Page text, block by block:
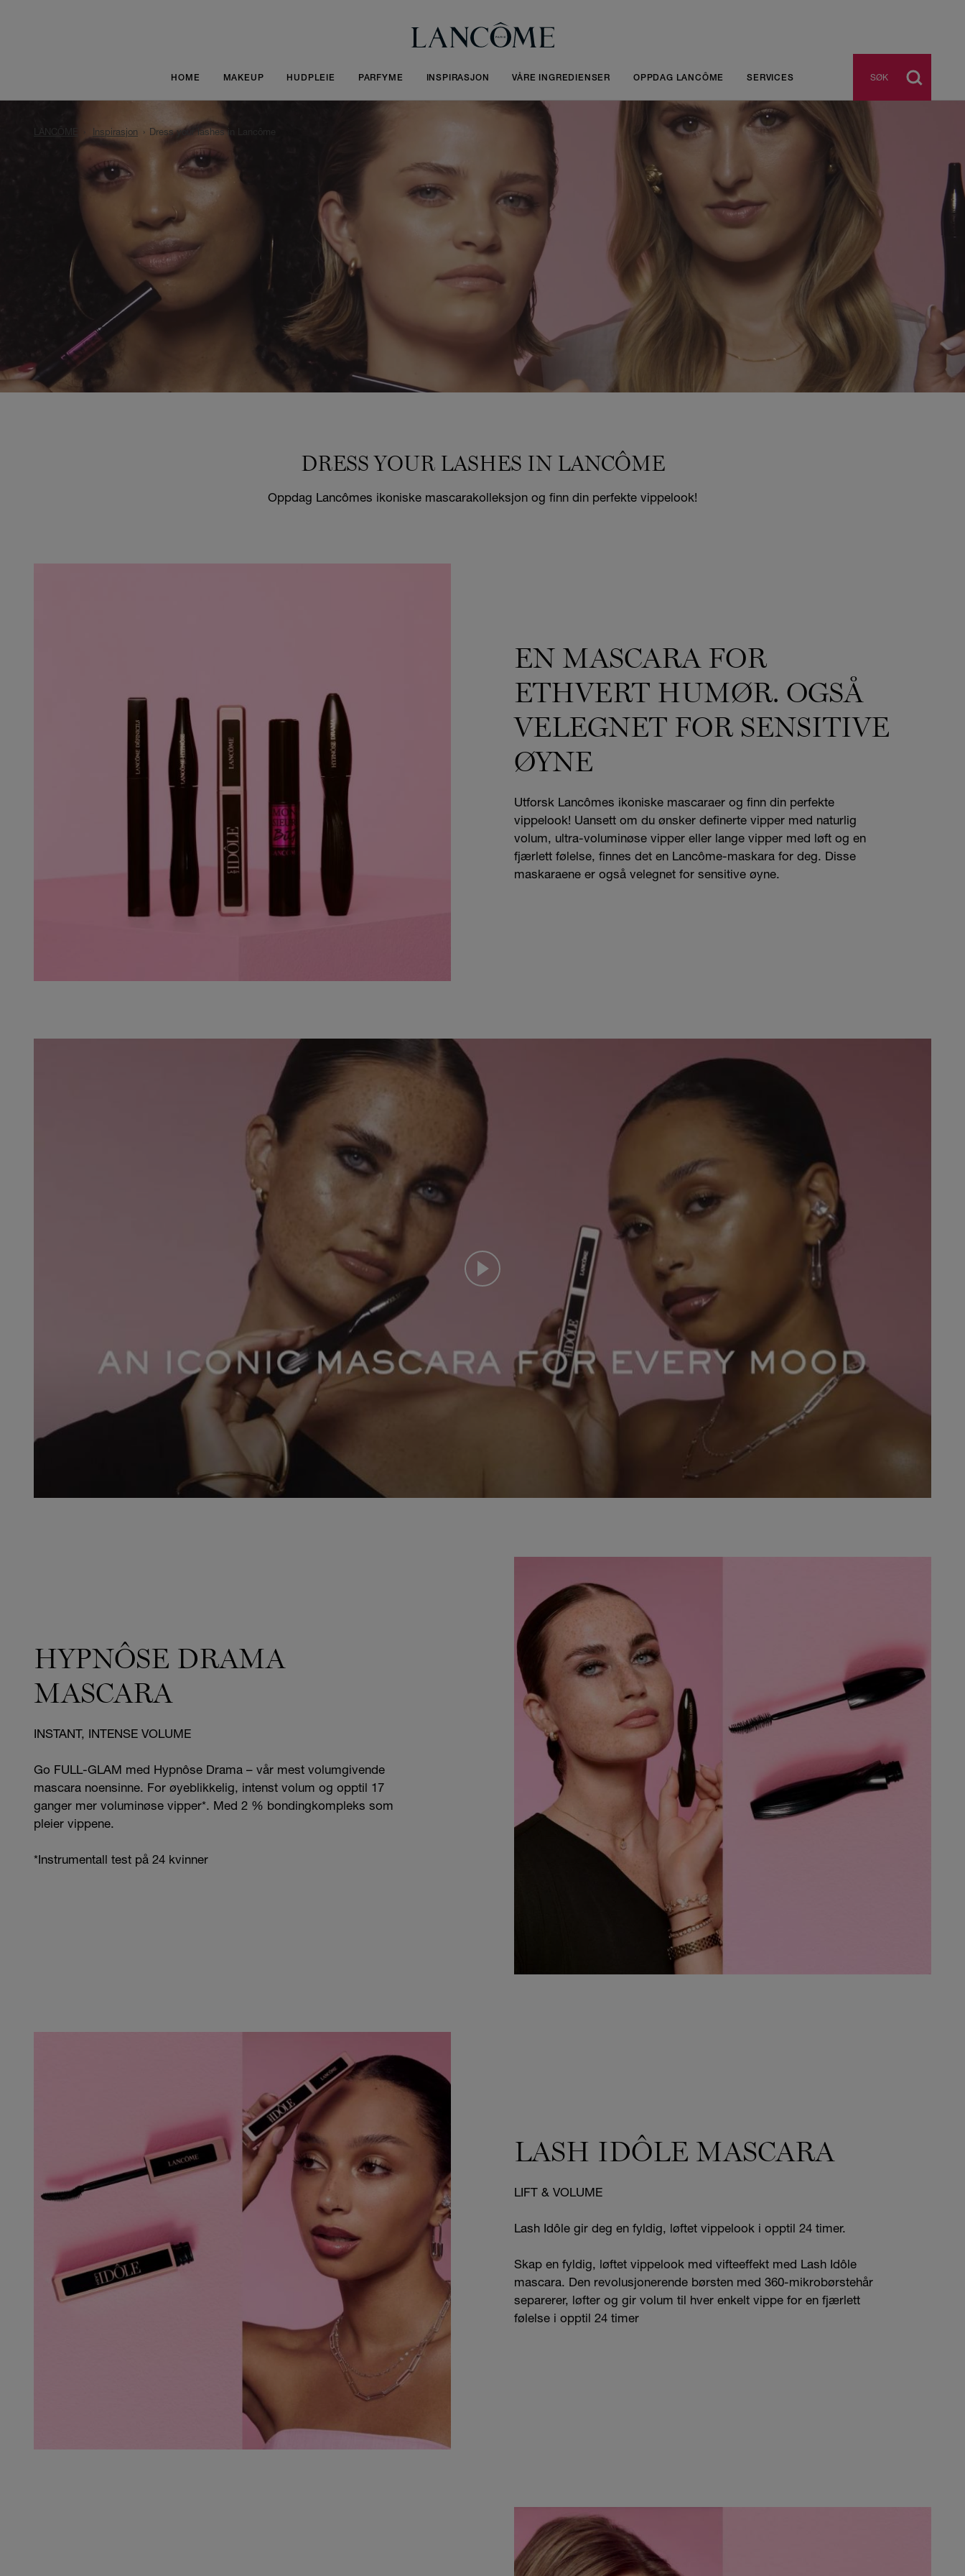
HOME MAKEUP HUDPLEIE PARFYME INSPIRASJON VÅRE INGREDIENSER OPPDAG LANCÔME SERVICES SØK
LANCÔME Inspirasjon Dress your lashes in Lancôme
DRESS YOUR LASHES IN LANCÔME
Oppdag Lancômes ikoniske mascarakolleksjon og finn din perfekte vippelook!
EN MASCARA FOR
ETHVERT HUMØR. OGSÅ
VELEGNET FOR SENSITIVE
ØYNE
Utforsk Lancômes ikoniske mascaraer og finn din perfekte
vippelook! Uansett om du ønsker definerte vipper med naturlig
volum, ultra-voluminøse vipper eller lange vipper med løft og en
fjærlett følelse, finnes det en Lancôme-maskara for deg. Disse
maskaraene er også velegnet for sensitive øyne.
HYPNÔSE DRAMA
MASCARA
INSTANT, INTENSE VOLUME
Go FULL-GLAM med Hypnôse Drama – vår mest volumgivende
mascara noensinne. For øyeblikkelig, intenst volum og opptil 17
ganger mer voluminøse vipper*. Med 2 % bondingkompleks som
pleier vippene.
*Instrumentall test på 24 kvinner
LASH IDÔLE MASCARA
LIFT & VOLUME
Lash Idôle gir deg en fyldig, løftet vippelook i opptil 24 timer.
Skap en fyldig, løftet vippelook med vifteeffekt med Lash Idôle
mascara. Den revolusjonerende børsten med 360-mikrobørstehår
separerer, løfter og gir volum til hver enkelt vippe for en fjærlett
følelse i opptil 24 timer